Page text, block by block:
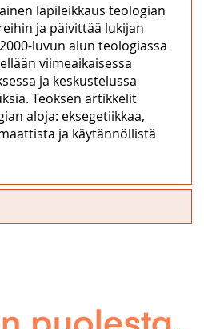
läpileikkaus teologian
ja päivittää lukijan
luvun alun teologiassa
viimeaikaisessa
ja keskustelussa
Teoksen artikkelit
aloja: eksegetiikkaa,
ja käytännöllistä